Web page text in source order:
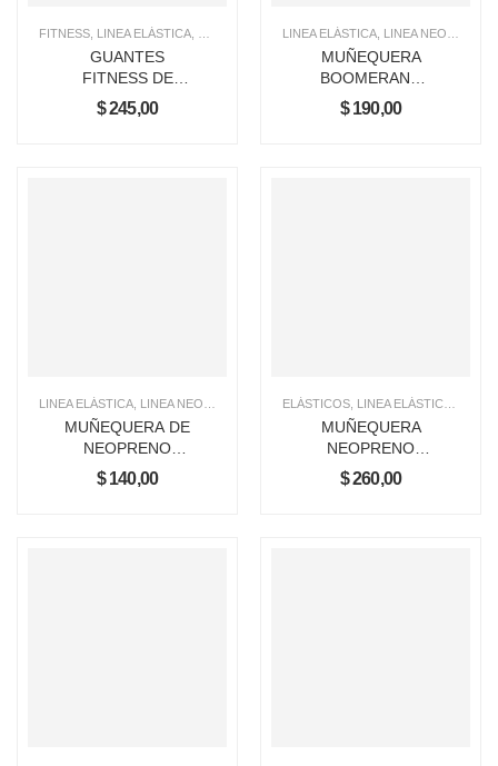
FITNESS LINEA ELÁSTICA LINEA NEOPRENO
GUANTES
FITNESS DE
NEOPRENO
KNEX
$245,00
LINEA ELÁSTICA LINEA NEOPRENO
MUÑEQUERA
BOOMERANG
CON DEDO
$190,00
LINEA ELÁSTICA LINEA NEOPRENO MUÑEQUERAS
MUÑEQUERA DE
NEOPRENO
REGULABLE
$140,00
ELÁSTICOS LINEA ELÁSTICA
MUÑEQUERA
NEOPRENO
BOOMERANG SIN
DEDO
$260,00